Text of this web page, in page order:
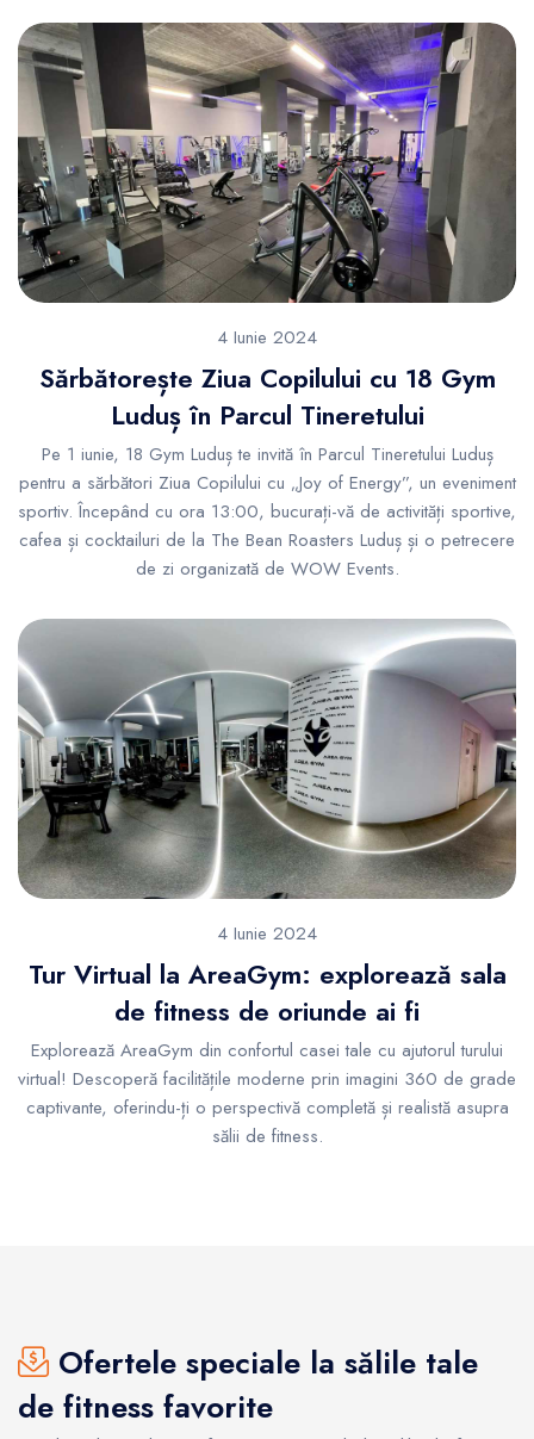
4 Iunie 2024
Sărbătorește Ziua Copilului cu 18 Gym
Luduș în Parcul Tineretului
Pe 1 iunie, 18 Gym Luduș te invită în Parcul Tineretului Luduș
pentru a sărbători Ziua Copilului cu „Joy of Energy”, un eveniment
sportiv. Începând cu ora 13:00, bucurați-vă de activități sportive,
cafea și cocktailuri de la The Bean Roasters Luduș și o petrecere
de zi organizată de WOW Events.
4 Iunie 2024
Tur Virtual la AreaGym: explorează sala
de fitness de oriunde ai fi
Explorează AreaGym din confortul casei tale cu ajutorul turului
virtual! Descoperă facilitățile moderne prin imagini 360 de grade
captivante, oferindu-ți o perspectivă completă și realistă asupra
sălii de fitness.
Ofertele speciale la sălile tale
de fitness favorite